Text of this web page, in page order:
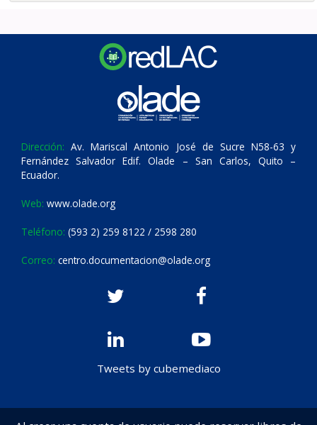
Dirección: Av. Mariscal Antonio José de Sucre N58-63 y
Fernández Salvador Edif. Olade – San Carlos, Quito –
Ecuador.
Web: www.olade.org
Teléfono: (593 2) 259 8122 / 2598 280
Correo: centro.documentacion@olade.org
Tweets by cubemediaco